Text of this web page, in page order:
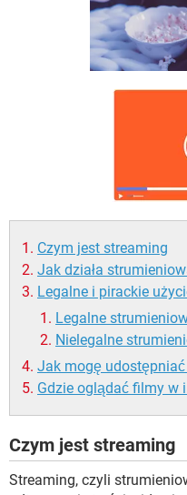
Czym jest streaming
Jak działa
Legalne i pirackie
Legalne
Nielegalne
Jak mogę udostępniać
Gdzie oglądać filmy w
Czym jest streaming
Streaming, czyli